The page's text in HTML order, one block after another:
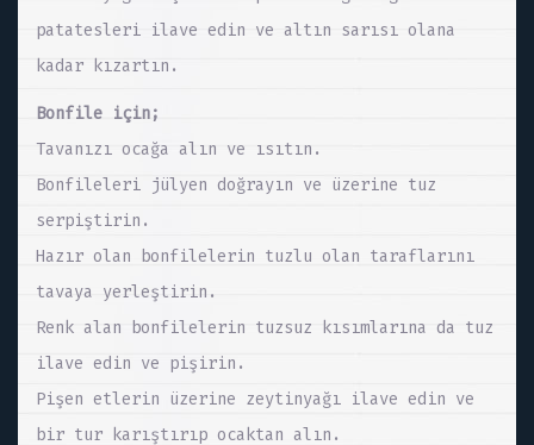
patatesleri ilave edin ve altın sarısı olana
kadar kızartın.
Bonfile için;
Tavanızı ocağa alın ve ısıtın.
Bonfileleri jülyen doğrayın ve üzerine tuz
serpiştirin.
Hazır olan bonfilelerin tuzlu olan taraflarını
tavaya yerleştirin.
Renk alan bonfilelerin tuzsuz kısımlarına da tuz
ilave edin ve pişirin.
Pişen etlerin üzerine zeytinyağı ilave edin ve
bir tur karıştırıp ocaktan alın.